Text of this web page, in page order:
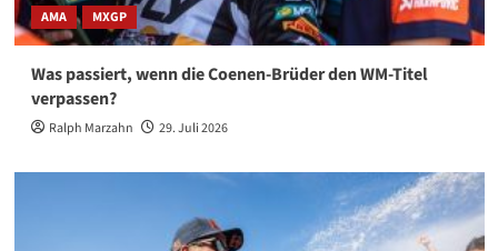
AMA MXGP
Was passiert, wenn die Coenen-Brüder den WM-Titel
verpassen?
Ralph Marzahn 29. Juli 2026